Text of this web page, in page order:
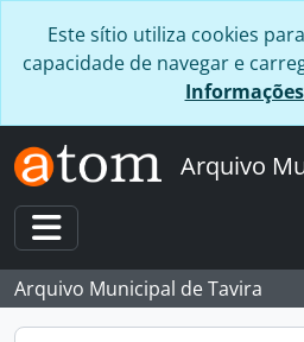
Este sítio utiliza cookies
capacidade de navegar e
Arquivo
Toggle navigation
Arquivo Municipal de Tavira